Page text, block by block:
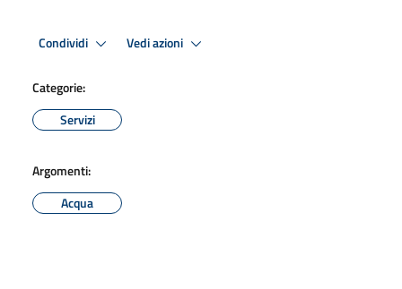
Condividi Vedi azioni
Categorie:
Servizi
Argomenti:
Acqua